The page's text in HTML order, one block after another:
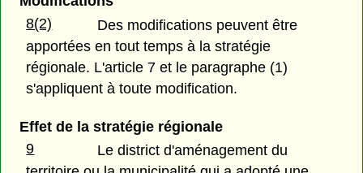
8(2)
Des modifications peuvent être
apportées en tout temps à la stratégie
régionale. L'article 7 et le paragraphe (1)
s'appliquent à toute modification.
Effet de la stratégie régionale
9
Le district d'aménagement du